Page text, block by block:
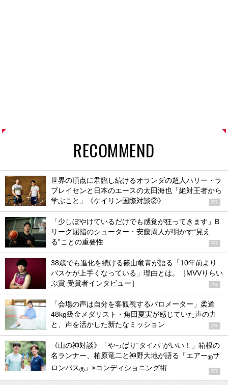
RECOMMEND
世界の頂点に君臨し続けるオランダの超人ハリー・ラ
ブレイセンと日本のエースの太田海也「絶対王者から
学ぶこと」《ケイリン国際対談②》
PR
「少しぼやけているだけでも感覚が狂ってきます」B
リーグ屈指のシューター・安藤周人が明かす“見え
る”ことの重要性
PR
38歳でも進化を続ける篠山竜青が語る「10年前より
バスケが上手くなっている」理由とは。［MVVりらい
ぶ賞 受賞者インタビュー］
PR
「会場の声は自分を客観視するバロメーター」柔道
48kg級金メダリスト・角田夏実が感じていた声の力
と、声を活かした新たなミッション
PR
《山の神対談》「やっぱり“タイパ”がいい！」箱根の
名ランナー、柏原竜二と神野大地が語る「エアー®サ
ロンパス® 」×コンディショニング術 PR